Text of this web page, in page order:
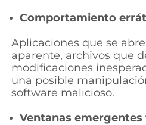
Comportamiento
Aplicaciones que se
aparente, archivos que
modificaciones
una posible
software malicioso.
Ventanas